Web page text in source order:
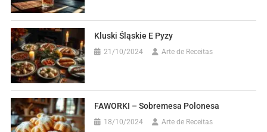
Kluski Śląskie E Pyzy
21/10/2024 Arte de Receitas
FAWORKI – Sobremesa Polonesa
18/10/2024 Arte de Receitas